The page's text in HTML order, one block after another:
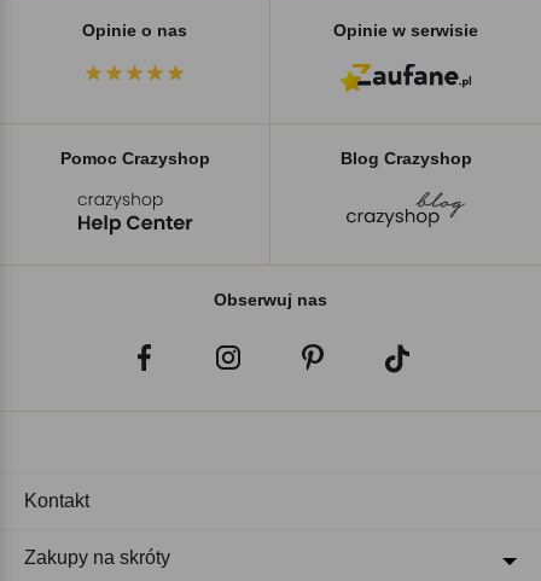
Opinie o nas Opinie w serwisie
Pomoc Crazyshop Blog Crazyshop
Obserwuj nas
Kontakt
Zakupy na skróty